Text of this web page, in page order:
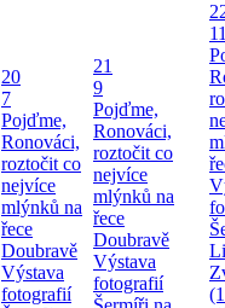
20
7
Pojďme,
Ronováci,
roztočit co
nejvíce
mlýnků na
řece
Doubravě
Výstava
fotografií
21
9
Pojďme,
Ronováci,
roztočit co
nejvíce
mlýnků na
řece
Doubravě
Výstava
fotografií